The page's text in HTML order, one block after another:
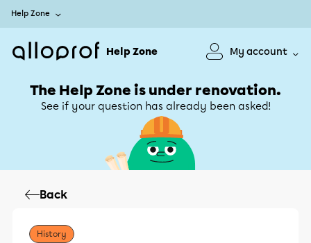
Help Zone
Help Zone My account
The Help Zone is under renovation.
See if your question has already been asked!
Back
History